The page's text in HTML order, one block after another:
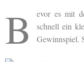
B
evor es mit
schnell ein
Gewinnspiel.